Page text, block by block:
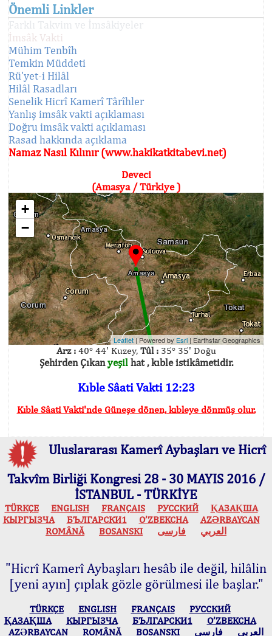
Önemli Linkler
Farklı Takvim ve İmsâkiyeler
İmsâk Vakti
Mühim Tenbîh
Temkin Müddeti
Rü'yet-i Hilâl
Hilâl Rasadları
Senelik Hicrî Kamerî Târîhler
Yanlış imsâk vakti açıklaması
Doğru imsâk vakti açıklaması
Rasad hakkında açıklama
Namaz Nasıl Kılınır (www.hakikatkitabevi.net)
Deveci
(Amasya / Türkiye )
+
−
Leaflet | Powered by Esri | Earthstar Geographics
Arz :40° 44' Kuzey, Tûl :35° 35' Doğu
Şehirden Çıkanyeşilhat , kıble istikâmetidir.
Kıble Sâati Vakti 12:23
Kıble Sâati Vakti'nde Güneşe dönen, kıbleye dönmüş olur.
Uluslararası Kamerî Aybaşları ve Hicrî
Takvîm Birliği Kongresi 28 - 30 MAYIS 2016 /
İSTANBUL - TÜRKİYE
TÜRKÇE ENGLISH FRANÇAIS РУССКИЙ
ҚАЗАҚША
КЫPГЫЗЧA
БЪЛГАРСКИ1 O’ZBEKCHA
AZӘRBAYCAN
ROMÂNĂ
BOSANSKI العربي فارسی
"Hicrî Kamerî Aybaşları hesâb ile değil, hilâlin
[yeni ayın] çıplak gözle görülmesi ile başlar."
TÜRKÇE ENGLISH FRANÇAIS
РУССКИЙ
ҚАЗАҚША
КЫPГЫЗЧA БЪЛГАРСКИ1
O’ZBEKCHA
AZӘRBAYCAN
ROMÂNĂ BOSANSKI العربي فارسی